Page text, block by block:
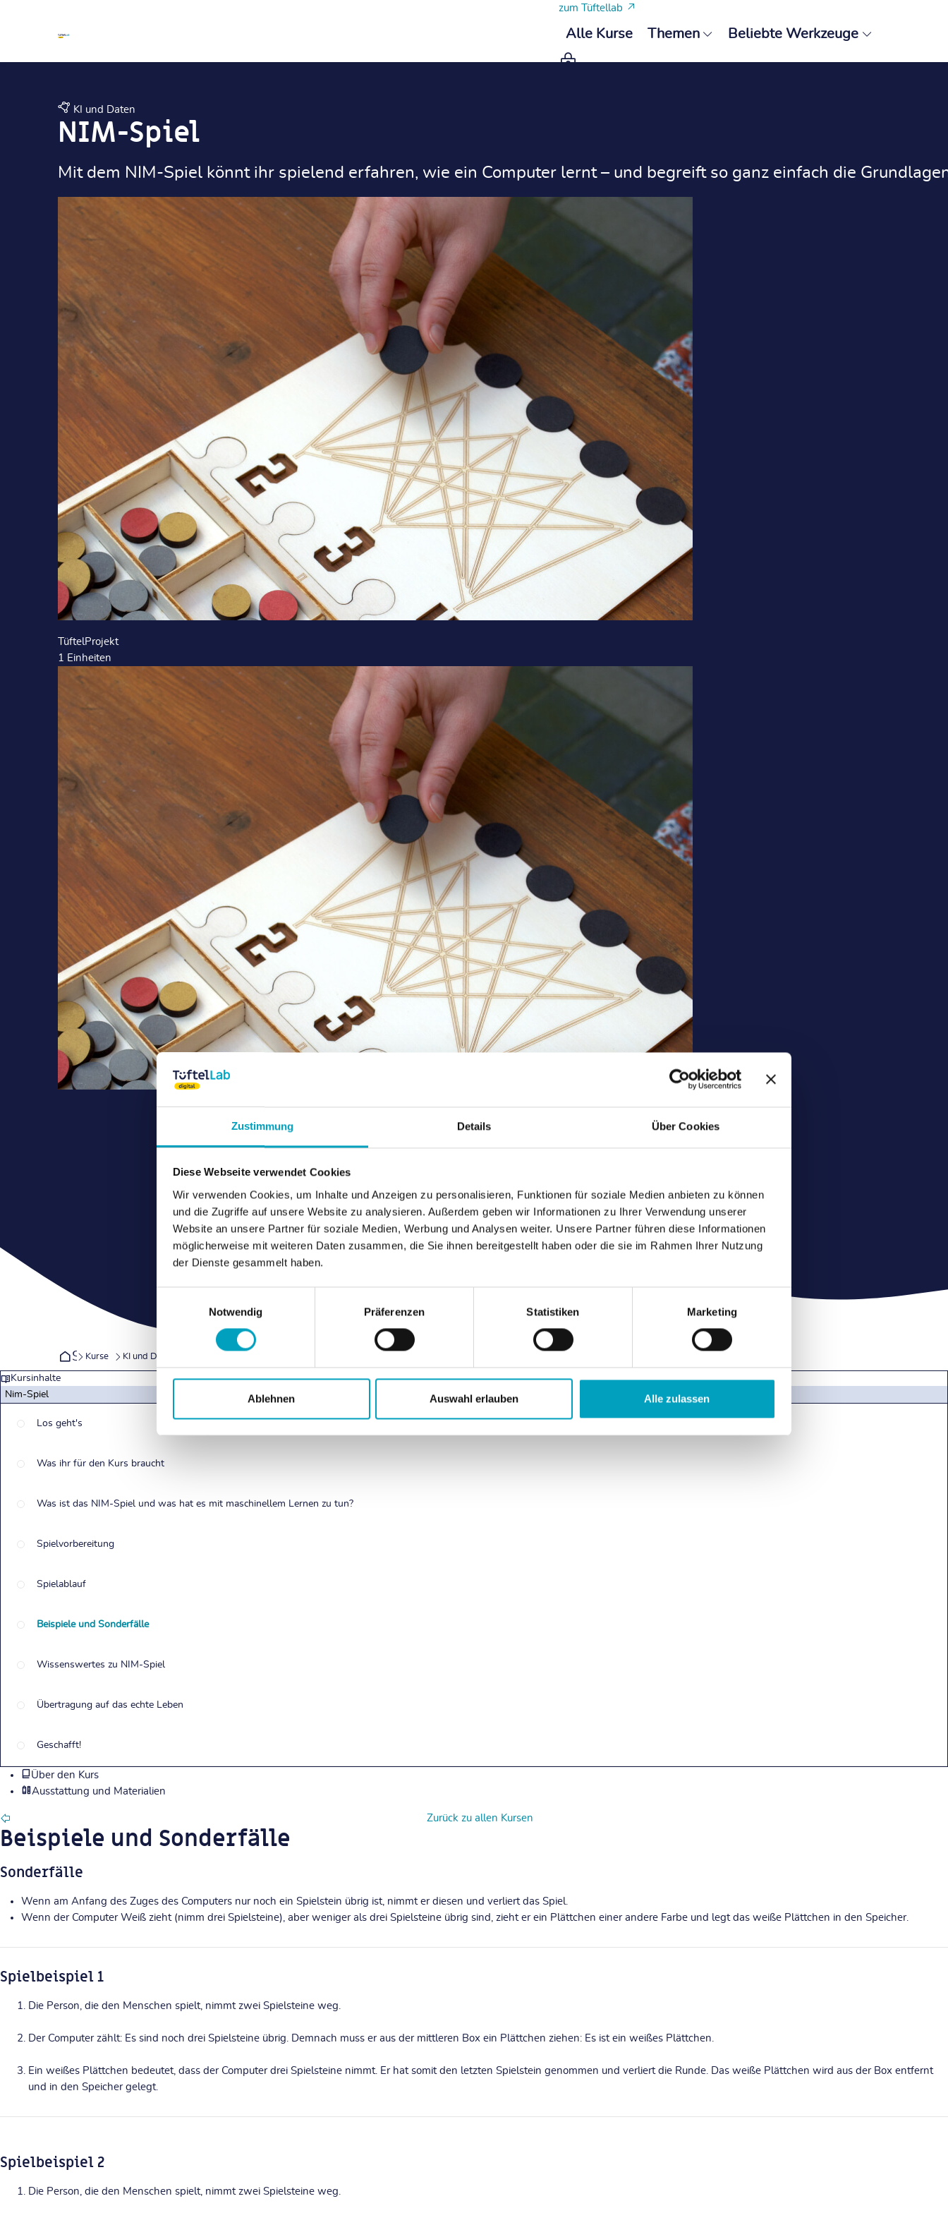
Zustimmung Details Über Cookies
Diese Webseite verwendet Cookies
Wir verwenden Cookies, um Inhalte und Anzeigen zu personalisieren, Funktionen für soziale Medien anbieten zu können
und die Zugriffe auf unsere Website zu analysieren. Außerdem geben wir Informationen zu Ihrer Verwendung unserer
Website an unsere Partner für soziale Medien, Werbung und Analysen weiter. Unsere Partner führen diese Informationen
möglicherweise mit weiteren Daten zusammen, die Sie ihnen bereitgestellt haben oder die sie im Rahmen Ihrer Nutzung
der Dienste gesammelt haben.
Notwendig
Präferenzen Statistiken Marketing
Ablehnen Auswahl erlauben Alle zulassen
zum Tüftellab
Alle Kurse Themen Beliebte Werkzeuge
KI und Daten
NIM-Spiel
Mit dem NIM-Spiel könnt ihr spielend erfahren, wie ein Computer lernt – und begreift so ganz einfach die
TüftelProjekt
1 Einheiten
Startseite
Kurse KI und Daten
Kursinhalte
Nim-Spiel
Los geht's
Was ihr für den Kurs braucht
Was ist das NIM-Spiel und was hat es mit maschinellem Lernen zu tun?
Spielvorbereitung
Spielablauf
Beispiele und Sonderfälle
Wissenswertes zu NIM-Spiel
Übertragung auf das echte Leben
Geschafft!
Über den Kurs
Ausstattung und Materialien
Zurück zu allen Kursen
Beispiele und Sonderfälle
Sonderfälle
Wenn am Anfang des Zuges des Computers nur noch ein Spielstein übrig ist, nimmt er diesen und verliert das Spiel.
Wenn der Computer Weiß zieht (nimm drei Spielsteine), aber weniger als drei Spielsteine übrig sind, zieht er ein Plättchen einer andere Farbe und legt das weiße Plättchen in den Speicher.
Spielbeispiel 1
Die Person, die den Menschen spielt, nimmt zwei Spielsteine weg.
Der Computer zählt: Es sind noch drei Spielsteine übrig. Demnach muss er aus der mittleren Box ein Plättchen ziehen: Es ist ein weißes Plättchen.
Ein weißes Plättchen bedeutet, dass der Computer drei Spielsteine nimmt. Er hat somit den letzten Spielstein genommen und verliert die Runde. Das weiße Plättchen wird aus der Box entfernt
und in den Speicher gelegt.
Spielbeispiel 2
Die Person, die den Menschen spielt, nimmt zwei Spielsteine weg.